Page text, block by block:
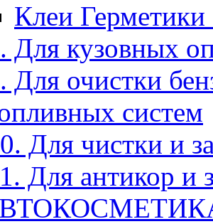
Клеи
Для кузовных
Для очистки
систем
Для чистки и
Для антикор и